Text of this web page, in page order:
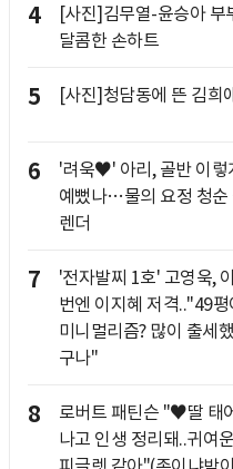
4
[사진]김무열-윤승아 부
달콤한 손하트
5 [사진]청담동에 뜬 김희
6
'려욱♥' 아리, 골반 이렇
예뻤나…물의 요정 청순
렌더
7
'전자발찌 1호' 고영욱, 이
번엔 이지혜 저격.."49평
미니멀리즘? 많이 출세했
구나"
8
로버트 패틴슨 "♥딸 태
나고 인생 정리돼..귀여운